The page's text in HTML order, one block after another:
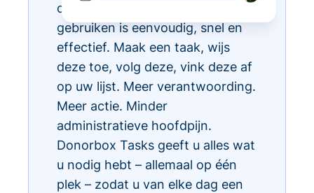
doen en wanneer. Taken
gebruiken is eenvoudig, snel en
effectief. Maak een taak, wijs
deze toe, volg deze, vink deze af
op uw lijst. Meer verantwoording.
Meer actie. Minder
administratieve hoofdpijn.
Donorbox Tasks geeft u alles wat
u nodig hebt – allemaal op één
plek – zodat u van elke dag een